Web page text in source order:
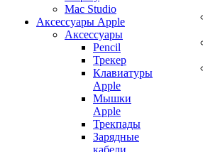
Mac Studio
Аксессуары Apple
Аксессуары
Pencil
Трекер
Клавиатуры
Apple
Мышки
Apple
Трекпады
Зарядные
кабели